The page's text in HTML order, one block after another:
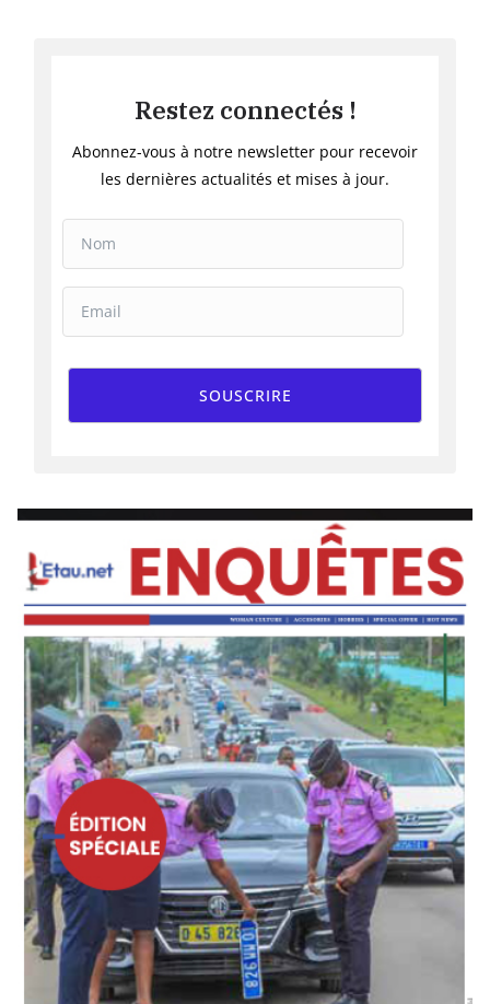
Restez connectés !
Abonnez-vous à notre newsletter pour recevoir
les dernières actualités et mises à jour.
SOUSCRIRE